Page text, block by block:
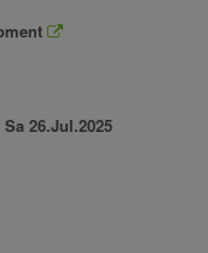
26.Jul.2025